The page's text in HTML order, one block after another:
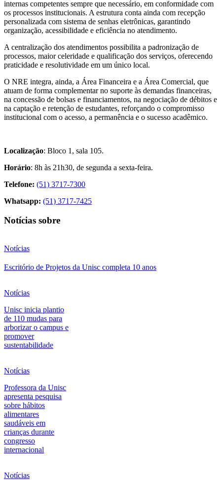
internas competentes sempre que necessário, em conformidade com
os processos institucionais. A estrutura conta ainda com recepção
personalizada com sistema de senhas eletrônicas, garantindo
organização, acessibilidade e eficiência no atendimento.
A centralização dos atendimentos possibilita a padronização de
processos, maior celeridade e qualificação dos serviços, oferecendo
praticidade e resolutividade em um único local.
O NRE integra, ainda, a Área Financeira e a Área Comercial, que
atuam de forma complementar no suporte às demandas financeiras,
na concessão de bolsas e financiamentos, na negociação de débitos e
na captação e retenção de estudantes, reforçando o compromisso
institucional com o acesso, a permanência e o sucesso acadêmico.
Localização: Bloco 1, sala 105.
Horário: 8h às 21h30, de segunda a sexta-feira.
Telefone: (51) 3717-7300
Whatsapp: (51) 3717-7425
Notícias sobre
Notícias
Escritório de Projetos da Unisc completa 10 anos
Notícias
Unisc inicia plantio
de 110 mudas para
arborizar o campus e
promover
sustentabilidade
Notícias
Professora da Unisc
apresenta pesquisa
sobre hábitos
alimentares
saudáveis em
crianças durante
congresso
internacional
Notícias